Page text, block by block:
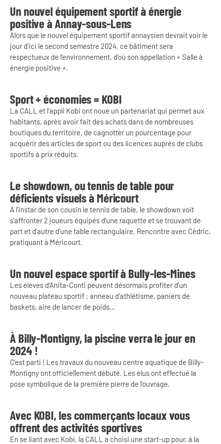
Un nouvel équipement sportif à énergie
positive à Annay-sous-Lens
Alors que le nouvel équipement sportif annaysien devrait voir le
jour d’ici le second semestre 2024, ce bâtiment sera
respectueux de l’environnement, d’où son appellation « Salle à
énergie positive ».
Sport + économies = KOBI
La CALL et l’appli Kobi ont noué un partenariat qui permet aux
habitants, après avoir fait des achats dans de nombreuses
boutiques du territoire, de cagnotter un pourcentage pour
acquérir des articles de sport ou des licences auprès de clubs
sportifs à prix réduits.
Le showdown, ou tennis de table pour
déficients visuels à Méricourt
A l’instar de son cousin le tennis de table, le showdown voit
s’affronter 2 joueurs équipés d’une raquette et se trouvant de
part et d’autre d’une table rectangulaire. Rencontre avec Cédric,
pratiquant à Méricourt.
Un nouvel espace sportif à Bully-les-Mines
Les élèves d’Anita-Conti peuvent désormais profiter d’un
nouveau plateau sportif : anneau d’athlétisme, paniers de
baskets, aire de lancer de poids…
À Billy-Montigny, la piscine verra le jour en
2024 !
C’est parti ! Les travaux du nouveau centre aquatique de Billy-
Montigny ont officiellement débuté. Les élus ont effectué la
pose symbolique de la première pierre de l’ouvrage.
Avec KOBI, les commerçants locaux vous
offrent des activités sportives
En se liant avec Kobi, la CALL a choisi une start-up pour, à la